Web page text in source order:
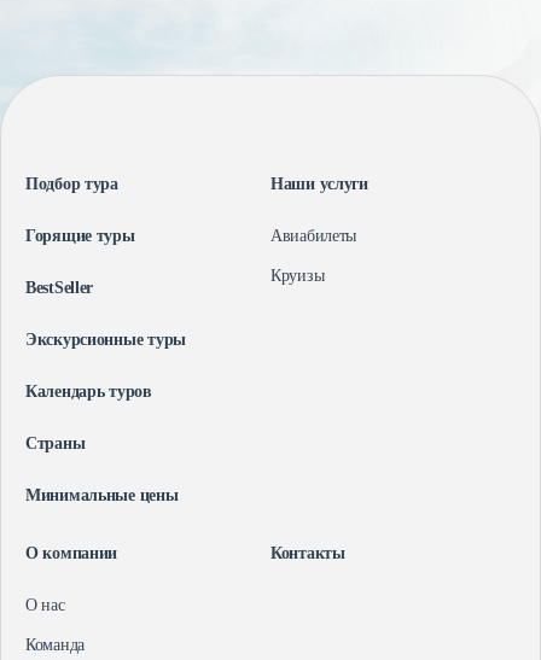
Подбор тура
Горящие туры
BestSeller
Экскурсионные туры
Календарь туров
Страны
Минимальные цены
Наши услуги
Авиабилеты
Круизы
О компании
О нас
Команда
Контакты